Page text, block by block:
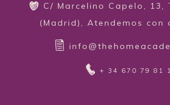
C/ Marcelino Capelo, 13,
(Madrid), Atendemos con
+ 34 670 79 81